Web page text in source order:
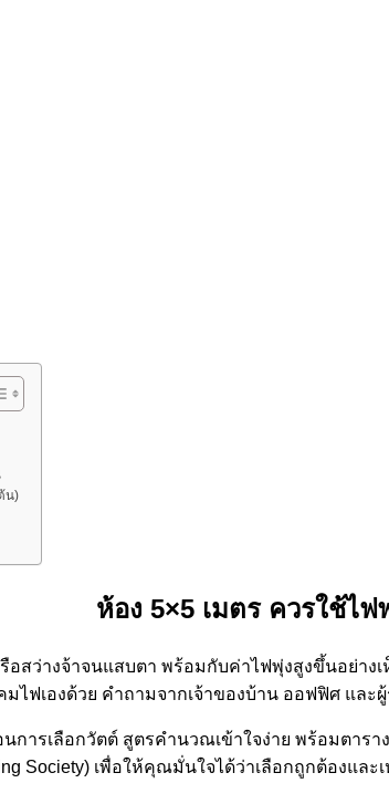
น)
ห้อง 5×5 เมตร ควรใช้ไ
อสว่างจ้าจนแสบตา พร้อมกับค่าไฟพุ่งสูงขึ้นอย่า
ไฟเองด้วย คำถามจากเจ้าของบ้าน ออฟฟิศ และผู้
รเลือกวัตต์ สูตรคำนวณเข้าใจง่าย พร้อมตารา
Society) เพื่อให้คุณมั่นใจได้ว่าเลือกถูกต้องและ